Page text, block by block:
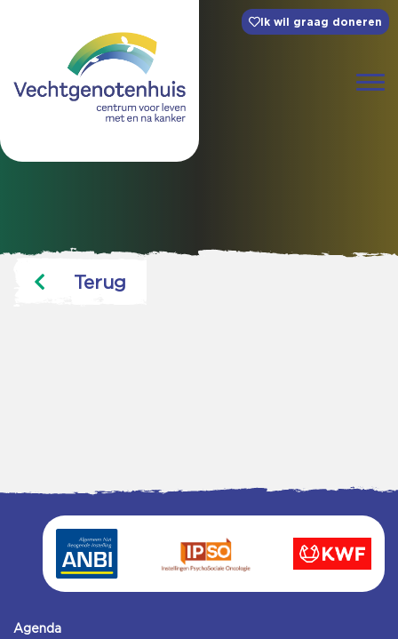
Ik wil graag doneren
Terug
Agenda